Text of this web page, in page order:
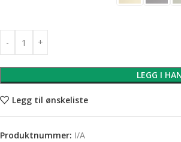
LEGG I
Legg til ønskeliste
Produktnummer: I/A